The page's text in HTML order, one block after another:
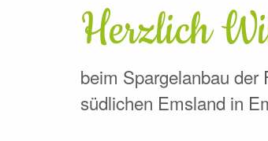
Herzlich
beim Spargelanbau der
südlichen Emsland in